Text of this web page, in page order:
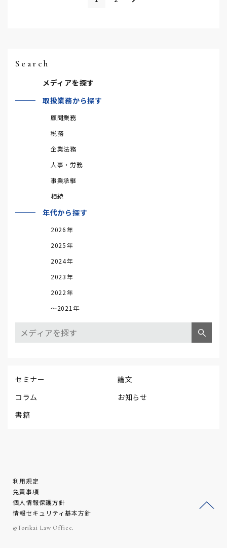
Search
メディアを探す
取扱業務から探す
顧問業務
税務
企業法務
人事・労務
事業承継
相続
年代から探す
2026年
2025年
2024年
2023年
2022年
～2021年
セミナー
論文
コラム
お知らせ
書籍
利用規定
免責事項
個人情報保護方針
情報セキュリティ基本方針
©Torikai Law Office.